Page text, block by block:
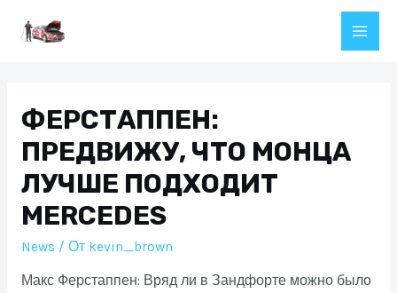
Main
ФЕРСТАППЕН:
ПРЕДВИЖУ, ЧТО МОНЦА
ЛУЧШЕ ПОДХОДИТ
MERCEDES
News / От kevin_brown
Макс Ферстаппен: Вряд ли в Зандфорте можно было